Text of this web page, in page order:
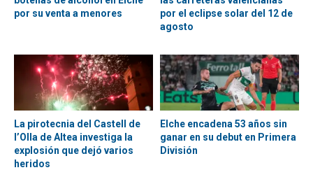
por su venta a menores
por el eclipse solar del 12 de
agosto
La pirotecnia del Castell de
l’Olla de Altea investiga la
explosión que dejó varios
heridos
Elche encadena 53 años sin
ganar en su debut en Primera
División